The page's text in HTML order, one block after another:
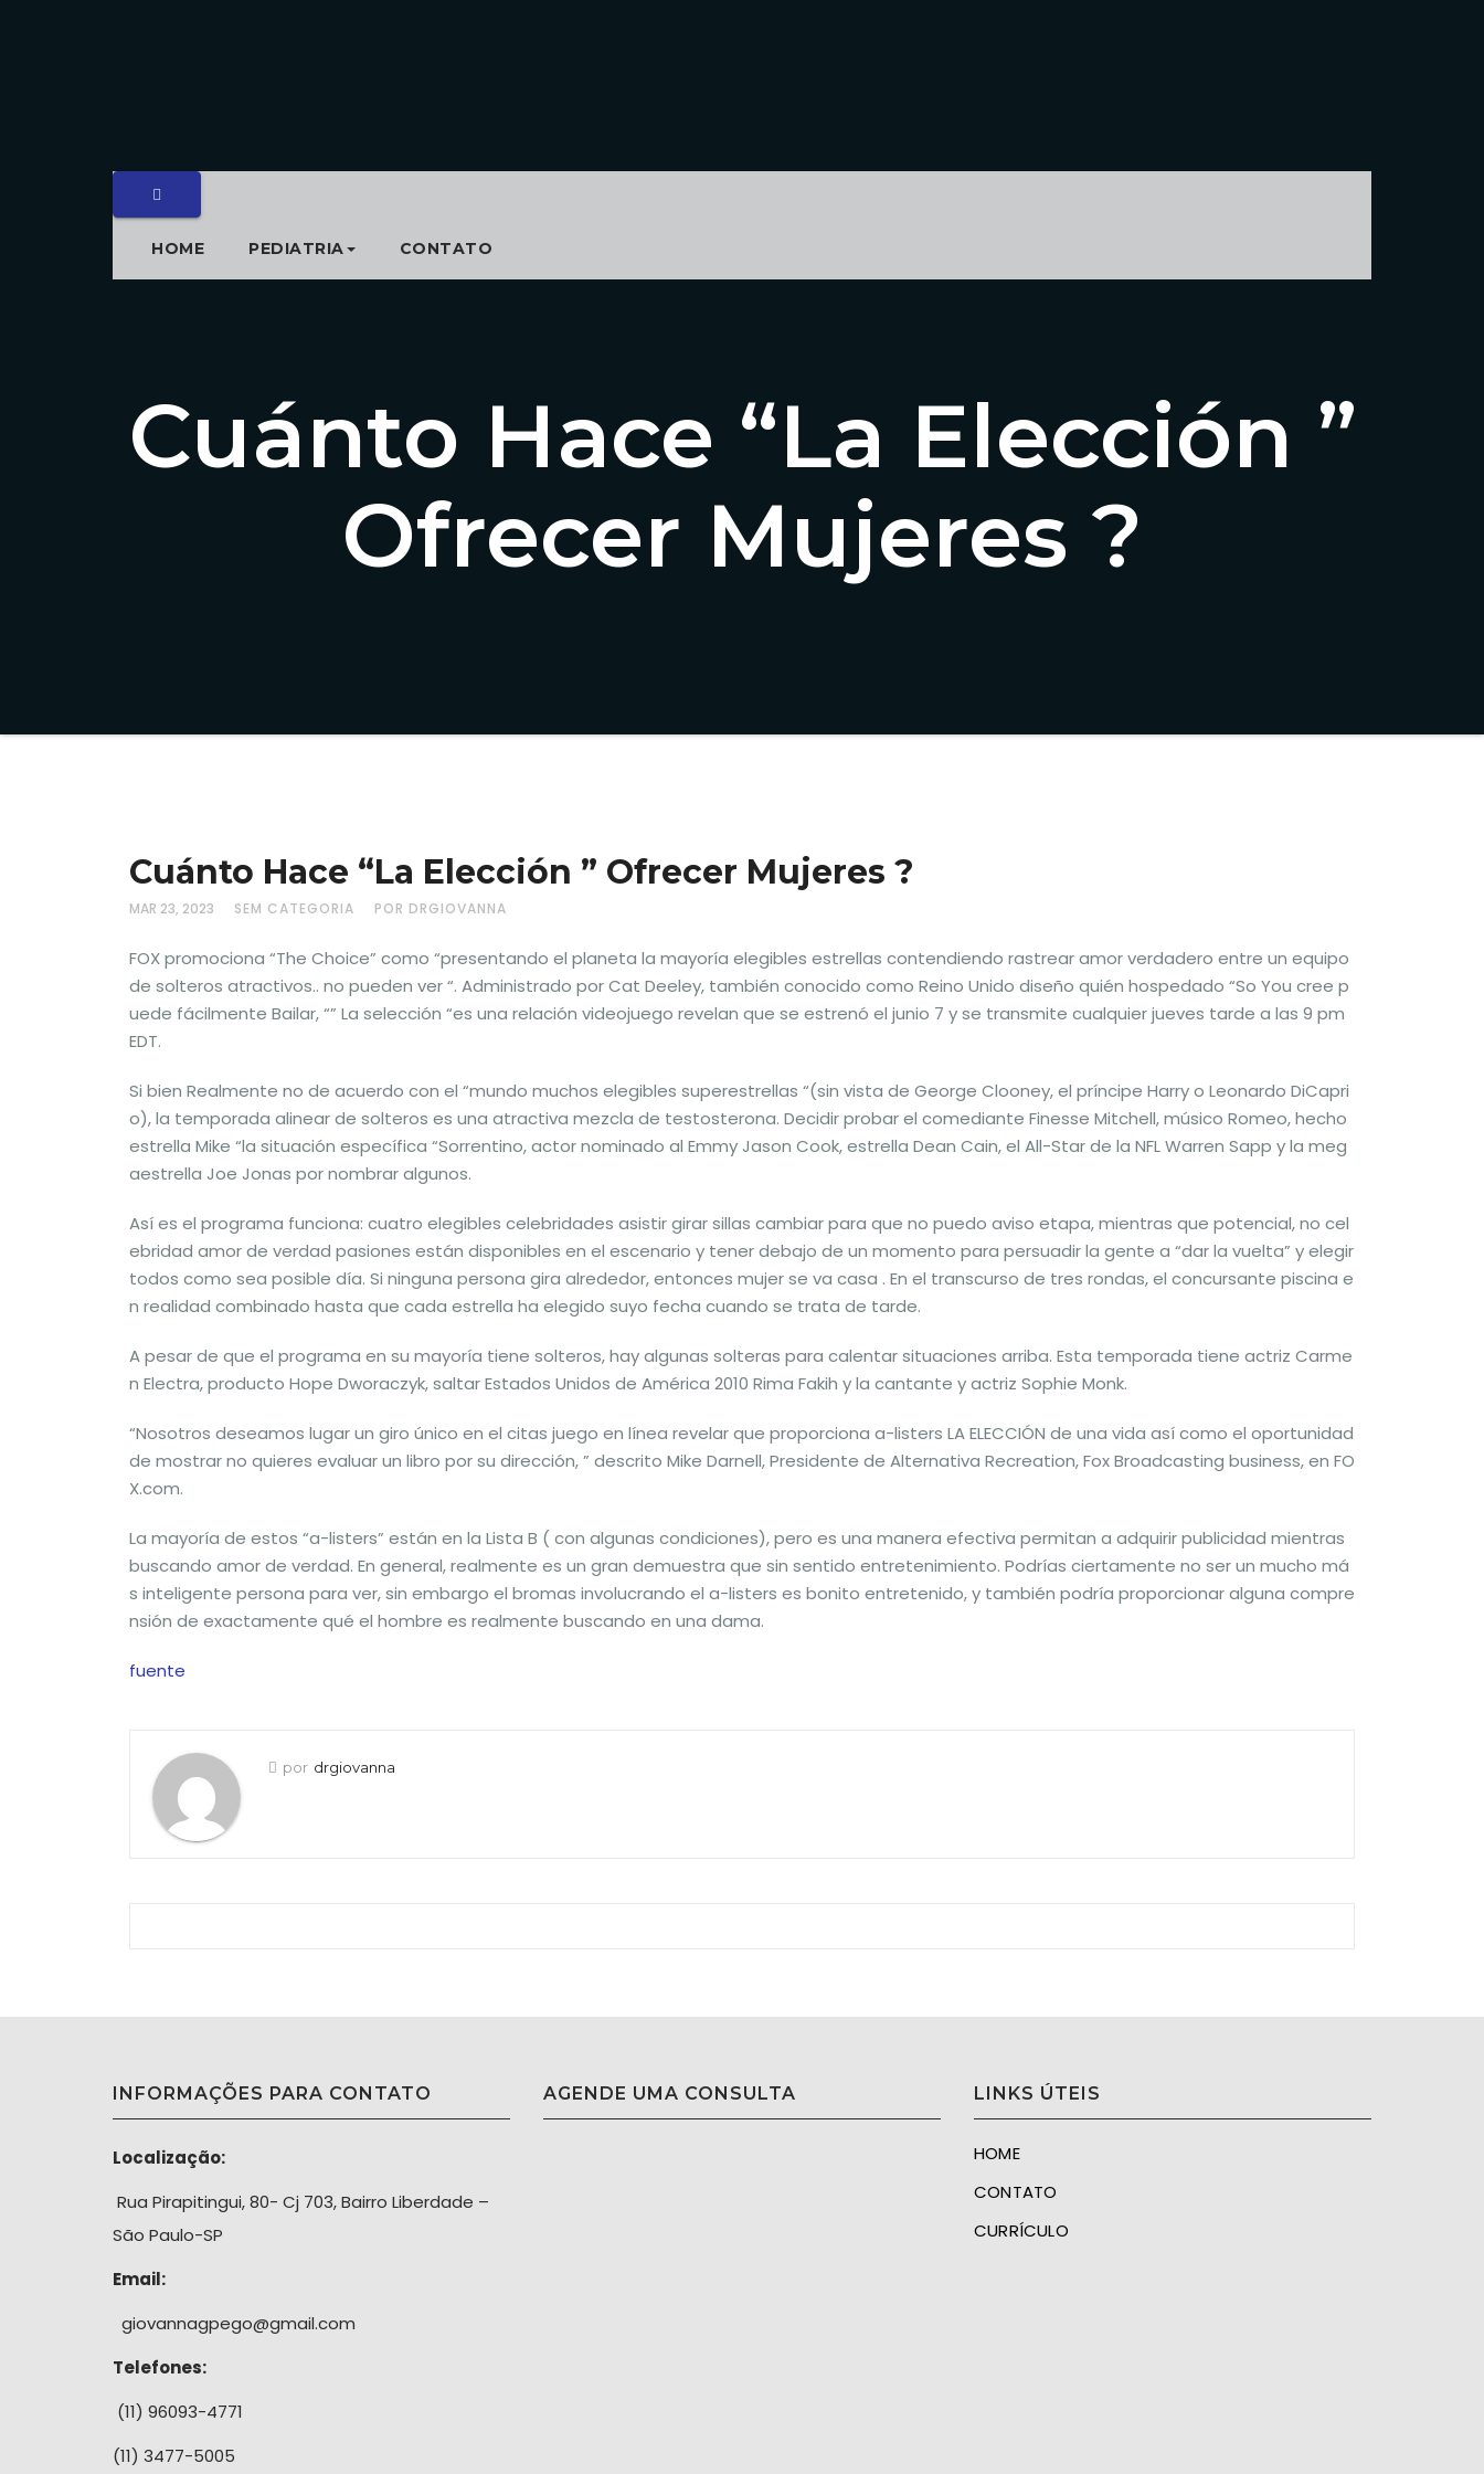
HOME PEDIATRIA CONTATO
Cuánto Hace “La Elección ”
Ofrecer Mujeres ?
Cuánto Hace “La Elección ” Ofrecer Mujeres ?
MAR 23, 2023 SEM CATEGORIA POR DRGIOVANNA
FOX promociona “The Choice” como “presentando el planeta la mayoría elegibles estrellas contendiendo rastrear amor verdadero entre un equipo
de solteros atractivos.. no pueden ver “. Administrado por Cat Deeley, también conocido como Reino Unido diseño quién hospedado “So You cree p
uede fácilmente Bailar, “” La selección “es una relación videojuego revelan que se estrenó el junio 7 y se transmite cualquier jueves tarde a las 9 pm
EDT.
Si bien Realmente no de acuerdo con el “mundo muchos elegibles superestrellas “(sin vista de George Clooney, el príncipe Harry o Leonardo DiCapri
o), la temporada alinear de solteros es una atractiva mezcla de testosterona. Decidir probar el comediante Finesse Mitchell, músico Romeo, hecho
estrella Mike “la situación específica “Sorrentino, actor nominado al Emmy Jason Cook, estrella Dean Cain, el All-Star de la NFL Warren Sapp y la meg
aestrella Joe Jonas por nombrar algunos.
Así es el programa funciona: cuatro elegibles celebridades asistir girar sillas cambiar para que no puedo aviso etapa, mientras que potencial, no cel
ebridad amor de verdad pasiones están disponibles en el escenario y tener debajo de un momento para persuadir la gente a “dar la vuelta” y elegir
todos como sea posible día. Si ninguna persona gira alrededor, entonces mujer se va casa . En el transcurso de tres rondas, el concursante piscina e
n realidad combinado hasta que cada estrella ha elegido suyo fecha cuando se trata de tarde.
A pesar de que el programa en su mayoría tiene solteros, hay algunas solteras para calentar situaciones arriba. Esta temporada tiene actriz Carme
n Electra, producto Hope Dworaczyk, saltar Estados Unidos de América 2010 Rima Fakih y la cantante y actriz Sophie Monk.
“Nosotros deseamos lugar un giro único en el citas juego en línea revelar que proporciona a-listers LA ELECCIÓN de una vida así como el oportunidad
de mostrar no quieres evaluar un libro por su dirección, ” descrito Mike Darnell, Presidente de Alternativa Recreation, Fox Broadcasting business, en FO
X.com.
La mayoría de estos “a-listers” están en la Lista B ( con algunas condiciones), pero es una manera efectiva permitan a adquirir publicidad mientras
buscando amor de verdad. En general, realmente es un gran demuestra que sin sentido entretenimiento. Podrías ciertamente no ser un mucho má
s inteligente persona para ver, sin embargo el bromas involucrando el a-listers es bonito entretenido, y también podría proporcionar alguna compre
nsión de exactamente qué el hombre es realmente buscando en una dama.
fuente
por drgiovanna
INFORMAÇÕES PARA CONTATO
Localização:
Rua Pirapitingui, 80- Cj 703, Bairro Liberdade –
São Paulo-SP
Email:
giovannagpego@gmail.com
Telefones:
(11) 96093-4771
(11) 3477-5005
AGENDE UMA CONSULTA LINKS ÚTEIS
HOME
CONTATO
CURRÍCULO